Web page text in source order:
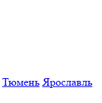
Тюмень Ярославль